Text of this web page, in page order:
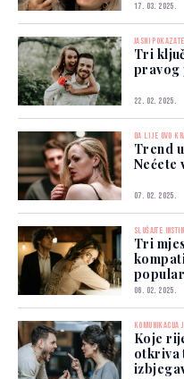
17. 03. 2025.
JASNI
Tri
pravog
22. 02. 2025.
DA LI JE OVO
Trend
Nećete
07. 02. 2025.
SLUŠAJTE
Tri
06. 02. 2025.
KOMUNIKACIJA
Koje
otkriva